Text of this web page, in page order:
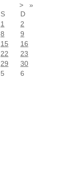
>
»
S
D
1
2
8
9
15
16
22
23
29
30
5 6